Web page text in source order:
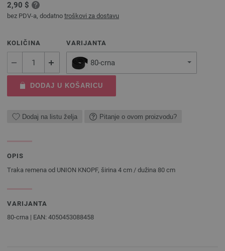
2,90 $
bez PDV-a, dodatno troškovi za dostavu
KOLIČINA VARIJANTA
80-crna
DODAJ U KOŠARICU
Dodaj na listu želja Pitanje o ovom proizvodu?
OPIS
Traka remena od UNION KNOPF, širina 4 cm / dužina 80 cm
VARIJANTA
80-crna | EAN: 4050453088458